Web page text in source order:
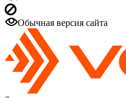
Обычная версия сайта